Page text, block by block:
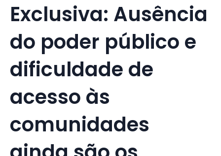
Exclusiva: Ausência
do poder público e
dificuldade de
acesso às
comunidades